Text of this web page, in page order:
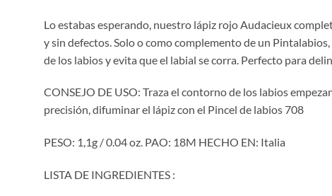
Lo estabas esperando, nuestro lápiz rojo Audacieux
y sin defectos. Solo o como complemento de un
de los labios y evita que el labial se corra. Perfecto para
CONSEJO DE USO: Traza el contorno de los labios
precisión, difuminar el lápiz con el Pincel de labios 708
PESO: 1,1g / 0.04 oz. PAO: 18M HECHO EN: Italia
LISTA DE INGREDIENTES :